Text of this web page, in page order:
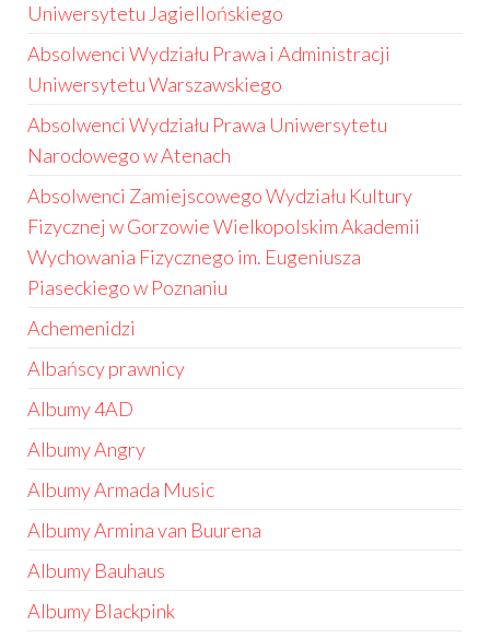
Uniwersytetu Jagiellońskiego
Absolwenci Wydziału Prawa i Administracji
Uniwersytetu Warszawskiego
Absolwenci Wydziału Prawa Uniwersytetu
Narodowego w Atenach
Absolwenci Zamiejscowego Wydziału Kultury
Fizycznej w Gorzowie Wielkopolskim Akademii
Wychowania Fizycznego im. Eugeniusza
Piaseckiego w Poznaniu
Achemenidzi
Albańscy prawnicy
Albumy 4AD
Albumy Angry
Albumy Armada Music
Albumy Armina van Buurena
Albumy Bauhaus
Albumy Blackpink